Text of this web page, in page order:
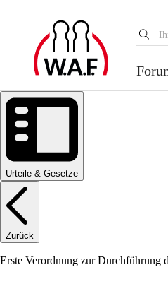
Urteile & Gesetze
Zurück
Erste Verordnung zur Durchführung